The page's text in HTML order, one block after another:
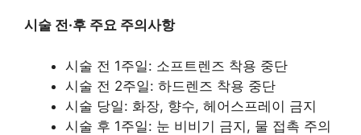
시술 전·후 주요 주의사항
시술 전 1주일: 소프트렌즈 착용 중단
시술 전 2주일: 하드렌즈 착용 중단
시술 당일: 화장, 향수, 헤어스프레이 금지
시술 후 1주일: 눈 비비기 금지, 물 접촉 주의